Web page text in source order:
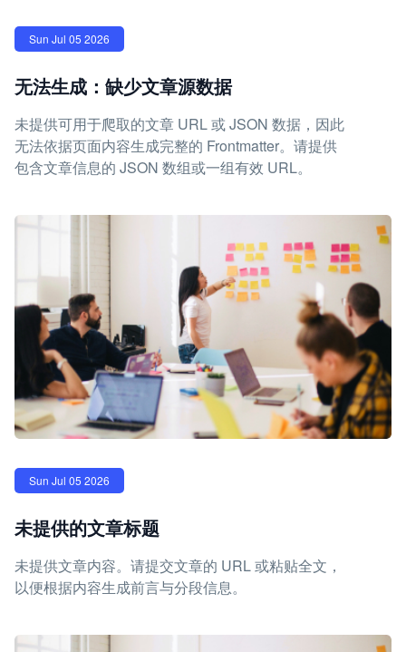
Sun Jul 05 2026
无法生成：缺少文章源数据
未提供可用于爬取的文章 URL 或 JSON 数据，因此
无法依据页面内容生成完整的 Frontmatter。请提供
包含文章信息的 JSON 数组或一组有效 URL。
Sun Jul 05 2026
未提供的文章标题
未提供文章内容。请提交文章的 URL 或粘贴全文，
以便根据内容生成前言与分段信息。